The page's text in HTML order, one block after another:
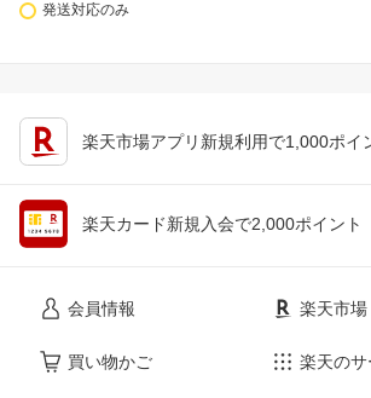
発送対応のみ
楽天市場アプリ新規利用で1,000ポイ
楽天カード新規入会で2,000ポイント
会員情報
買い物かご
楽天市
楽天の